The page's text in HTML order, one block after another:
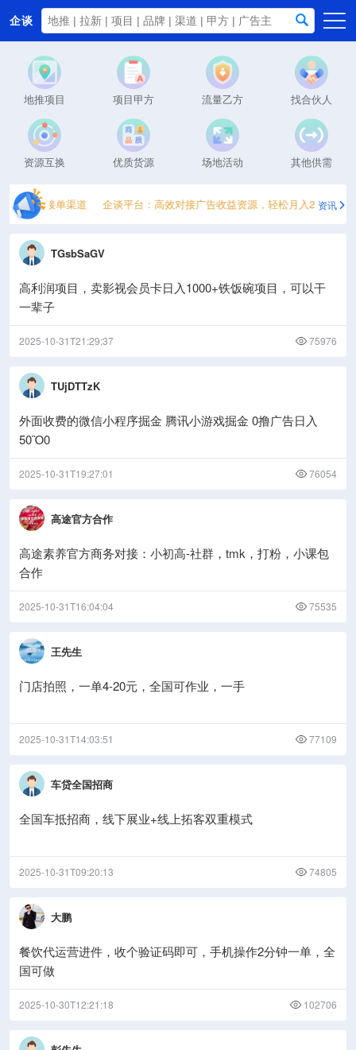
企谈
首页
商务资源
资讯动态
关于我们
地推项目 项目甲方 流量乙方 找合伙人
资源互换 优质货源 场地活动 其他供需
个一手接单渠道 企谈平台：高效对接广告收益资源，轻松月入2000+
资讯
TGsbSaGV
高利润项目，卖影视会员卡日入1000+铁饭碗项目，可以干
一辈子
2025-10-31T21:29:37 75976
TUjDTTzK
外面收费的微信小程序掘金 腾讯小游戏掘金 0撸广告日入
50Ὃ0
2025-10-31T19:27:01 76054
高途官方合作
高途素养官方商务对接：小初高-社群，tmk，打粉，小课包
合作
2025-10-31T16:04:04 75535
王先生
门店拍照，一单4-20元，全国可作业，一手
2025-10-31T14:03:51 77109
车贷全国招商
全国车抵招商，线下展业+线上拓客双重模式
2025-10-31T09:20:13 74805
大鹏
餐饮代运营进件，收个验证码即可，手机操作2分钟一单，全
国可做
2025-10-30T12:21:18 102706